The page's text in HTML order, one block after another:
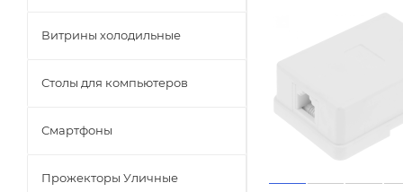
Витрины холодильные
Столы для компьютеров
Смартфоны
Прожекторы Уличные